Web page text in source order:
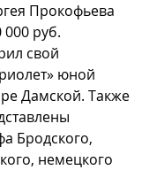
Прокофьева
000 руб.
свой
юной
Дамской. Также
Бродского,
немецкого